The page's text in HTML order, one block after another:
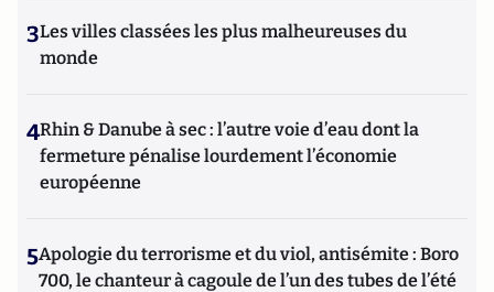
3Les villes classées les plus malheureuses du
monde
4Rhin & Danube à sec : l’autre voie d’eau dont la
fermeture pénalise lourdement l’économie
européenne
5Apologie du terrorisme et du viol, antisémite : Boro
700, le chanteur à cagoule de l’un des tubes de l’été